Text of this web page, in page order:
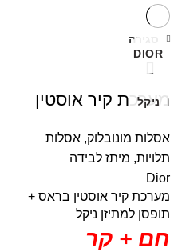
DIOR
ניקל
סגירה
מערכת קיר אוסטין
אסלות מונובלוק, אסלות
תלויות, מיתז לבידה
Dior
מערכת קיר אוסטין בראס +
תופסן למתיזן ניקל
חם + קר